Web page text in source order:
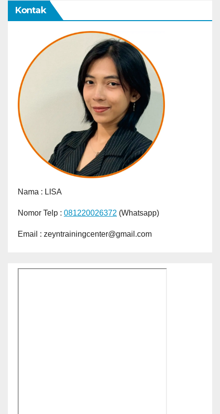
Kontak
Nama : LISA
Nomor Telp : 081220026372 (Whatsapp)
Email : zeyntrainingcenter@gmail.com